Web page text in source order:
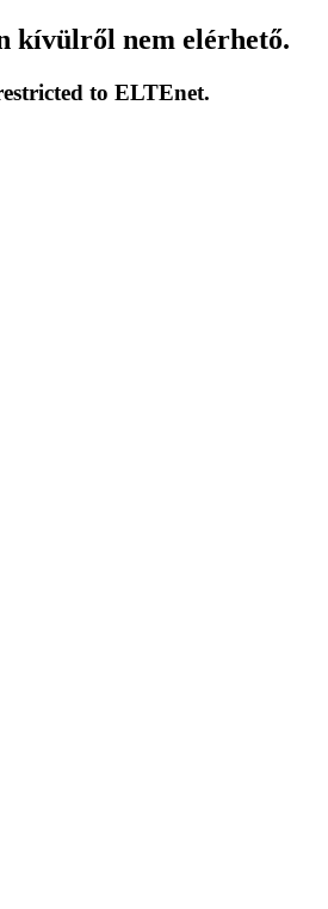
kívülről nem elérhető.
to ELTEnet.